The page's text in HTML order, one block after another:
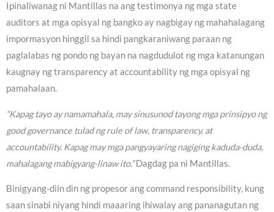
Ipinaliwanag ni Mantillas na ang testimonya ng mga state
auditors at mga opisyal ng bangko ay nagbigay ng mahahalagang
impormasyon hinggil sa hindi pangkaraniwang paraan ng
paglalabas ng pondo ng bayan na nagdudulot ng mga katanungan
kaugnay ng transparency at accountability ng mga opisyal ng
pamahalaan.
“Kapag tayo ay namamahala, may sinusunod tayong mga prinsipyo ng
good governance tulad ng rule of law, transparency, at
accountability. Kapag may mga pangyayaring nagiging kaduda-duda,
mahalagang mabigyang-linaw ito.”Dagdag pa ni Mantillas.
Binigyang-diin din ng propesor ang command responsibility, kung
saan sinabi niyang hindi maaaring ihiwalay ang pananagutan ng